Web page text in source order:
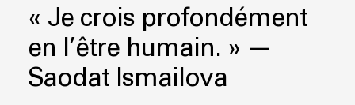
« Je crois profondément
en l’être humain. » —
Saodat Ismailova